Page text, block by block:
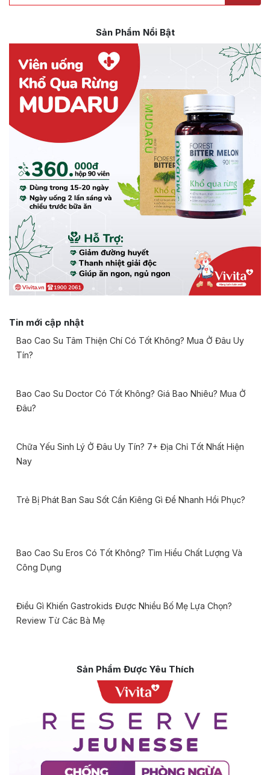
Sản Phẩm Nổi Bật
Tin mới cập nhật
Bao Cao Su Tâm Thiện Chí Có Tốt Không? Mua Ở Đâu Uy
Tín?
Bao Cao Su Doctor Có Tốt Không? Giá Bao Nhiêu? Mua Ở
Đâu?
Chữa Yếu Sinh Lý Ở Đâu Uy Tín? 7+ Địa Chỉ Tốt Nhất Hiện
Nay
Trẻ Bị Phát Ban Sau Sốt Cần Kiêng Gì Để Nhanh Hồi Phục?
Bao Cao Su Eros Có Tốt Không? Tìm Hiểu Chất Lượng Và
Công Dụng
Điều Gì Khiến Gastrokids Được Nhiều Bố Mẹ Lựa Chọn?
Review Từ Các Bà Mẹ
Sản Phẩm Được Yêu Thích